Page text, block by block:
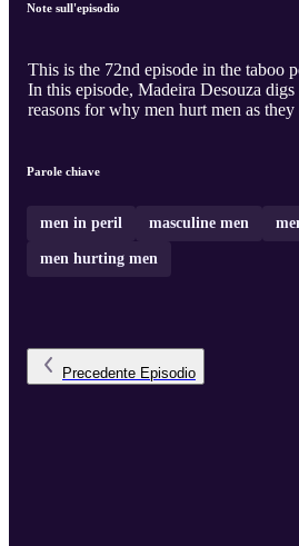
Note sull'episodio
This is the 72nd episode in the taboo
In this episode, Madeira Desouza
reasons for why men hurt men as they
Parole chiave
men in peril masculine men
men hurting men
Precedente Episodio